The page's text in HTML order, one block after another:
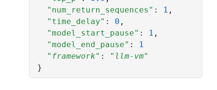
"num_return_sequences" : 1 ,
"time_delay" : 0 ,
"model_start_pause" : 1 ,
"model_end_pause" :
1
"framework" :
"llm-vm"
}